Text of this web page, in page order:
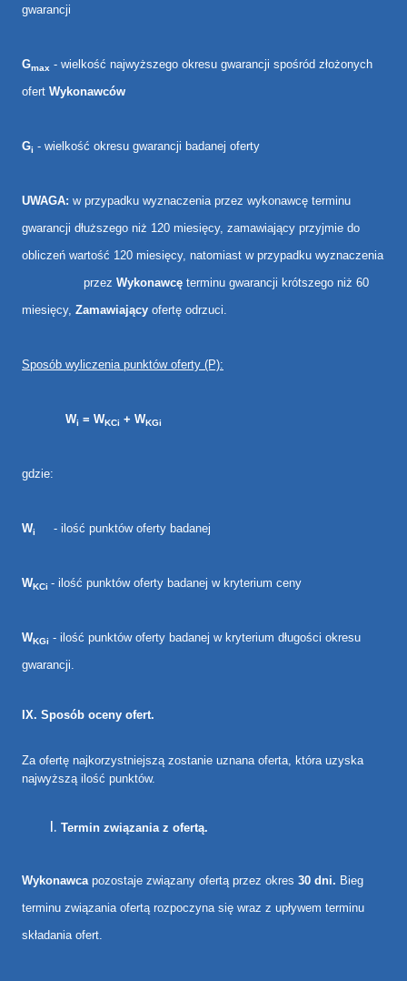
gwarancji
Gmax - wielkość najwyższego okresu gwarancji spośród złożonych
ofert Wykonawców
Gi - wielkość okresu gwarancji badanej oferty
UWAGA: w przypadku wyznaczenia przez wykonawcę terminu
gwarancji dłuższego niż 120 miesięcy, zamawiający przyjmie do
obliczeń wartość 120 miesięcy, natomiast w przypadku wyznaczenia
przez Wykonawcę terminu gwarancji krótszego niż 60
miesięcy, Zamawiający ofertę odrzuci.
Sposób wyliczenia punktów oferty (P):
Wi = WKCi + WKGi
gdzie:
Wi - ilość punktów oferty badanej
WKCi - ilość punktów oferty badanej w kryterium ceny
WKGi - ilość punktów oferty badanej w kryterium długości okresu
gwarancji.
IX. Sposób oceny ofert.
Za ofertę najkorzystniejszą zostanie uznana oferta, która uzyska
najwyższą ilość punktów.
Termin związania z ofertą.
Wykonawcapozostaje związany ofertą przez okres 30 dni. Bieg
terminu związania ofertą rozpoczyna się wraz z upływem terminu
składania ofert.